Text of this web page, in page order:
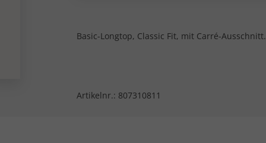
Basic-Longtop, Classic Fit, mit Carré-Ausschnitt.
Artikelnr.: 807310811